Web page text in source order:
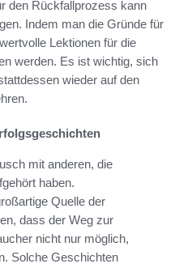
den Rückfallprozess kann
Indem man die Gründe für
Lektionen für die
werden. Es ist wichtig, sich
wieder auf den
mit anderen, die
haben.
Quelle der
dass der Weg zur
nicht nur möglich,
Solche Geschichten